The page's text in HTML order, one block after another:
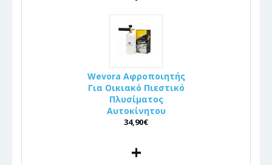
Wevora Αφροποιητής
Για Οικιακό Πιεστικό
Πλυσίματος
Αυτοκίνητου
34,90€
+